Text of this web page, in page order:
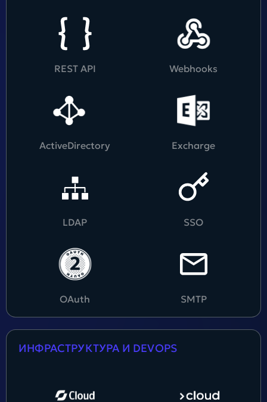
REST API Webhooks
ActiveDirectory Excharge
LDAP SSO
OAuth SMTP
ИНФРАСТРУКТУРА И DEVOPS